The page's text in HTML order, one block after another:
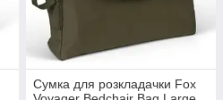
Сумка для розкладачки Fox